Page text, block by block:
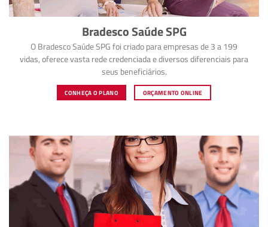
Bradesco Saúde SPG
O Bradesco Saúde SPG foi criado para empresas de 3 a 199
vidas, oferece vasta rede credenciada e diversos diferenciais para
seus beneficiários.
CONHEÇA O PLANO ORÇAMENTO ONLINE